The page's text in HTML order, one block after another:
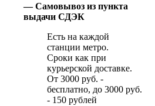
— Самовывоз из пункта
выдачи СДЭК
Есть на каждой
станции метро.
Сроки как при
курьерской доставке.
От 3000 руб. -
бесплатно, до 3000 руб.
- 150 рублей